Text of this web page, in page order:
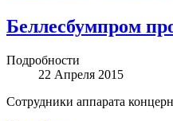
Беллесбумпром
Подробности
22 Апреля 2015
Сотрудники аппарата